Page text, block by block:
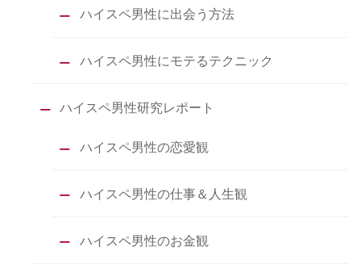
ハイスペ男性に出会う方法
ハイスペ男性にモテるテクニック
ハイスペ男性研究レポート
ハイスペ男性の恋愛観
ハイスペ男性の仕事＆人生観
ハイスペ男性のお金観